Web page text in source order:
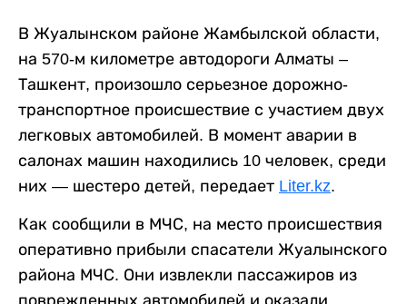
В Жуалынском районе Жамбылской области,
на 570-м километре автодороги Алматы –
Ташкент, произошло серьезное дорожно-
транспортное происшествие с участием двух
легковых автомобилей. В момент аварии в
салонах машин находились 10 человек, среди
них — шестеро детей, передает Liter.kz.
Как сообщили в МЧС, на место происшествия
оперативно прибыли спасатели Жуалынского
района МЧС. Они извлекли пассажиров из
поврежденных автомобилей и оказали